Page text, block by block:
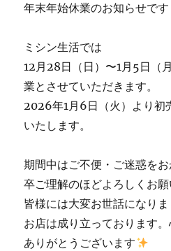
年末年始休業のお知らせです
ミシン生活では
12月28日（日）〜1月5日（
業とさせていただきます。
2026年1月6日（火）より初
いたします。
期間中はご不便・ご迷惑を
卒ご理解のほどよろしくお
皆様には大変お世話になりま
お店は成り立っております。
ありがとうございます